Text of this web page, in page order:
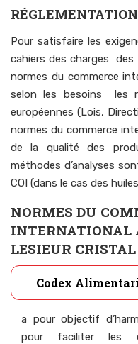
RÉGLEMENTATION
Pour satisfaire les
cahiers des charges
normes du commerce
selon les besoins les
européennes (Lois,
normes du commerce
de la qualité des
méthodes d’analyses
COI (dans le cas des huiles
NORMES DU
INTERNATIONAL
LESIEUR CRISTAL
Codex
a pour objectif
pour faciliter les